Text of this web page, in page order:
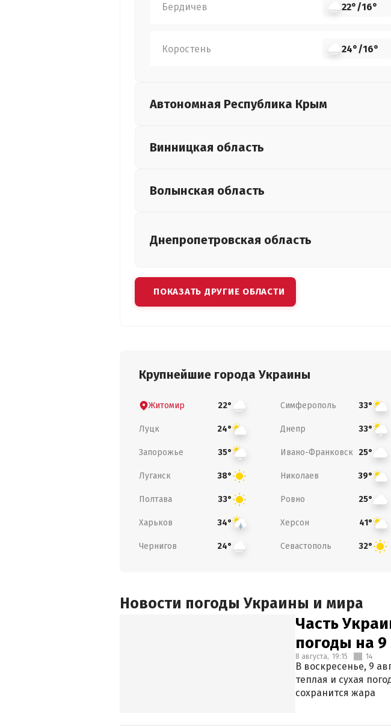
Бердичев 22°/16°
Коростень 24°/16°
Автономная Республика Крым
Винницкая область
Волынская область
Днепропетровская область
ПОКАЗАТЬ ДРУГИЕ ОБЛАСТИ
Крупнейшие города Украины
Житомир 22° Симферополь 33°
Луцк 24° Днепр 33°
Запорожье 35° Ивано-Франковск 25°
Луганск 38° Николаев 39°
Полтава 33° Ровно 25°
Харьков 34° Херсон 41°
Чернигов 24° Севастополь 32°
Новости погоды Украины и мира
Часть
погоды на 9
8 августа, 19:15 14
В воскресенье, 9
теплая и сухая
сохранится жара